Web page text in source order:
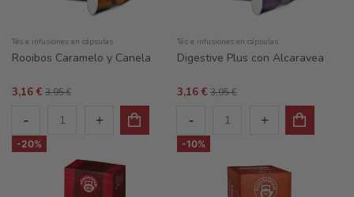
Tés e infusiones en cápsulas
Rooibos Caramelo y Canela
3,16 € 3,95 €
Tés e infusiones en cápsulas
Digestive Plus con Alcaravea
3,16 € 3,95 €
-20% -10%